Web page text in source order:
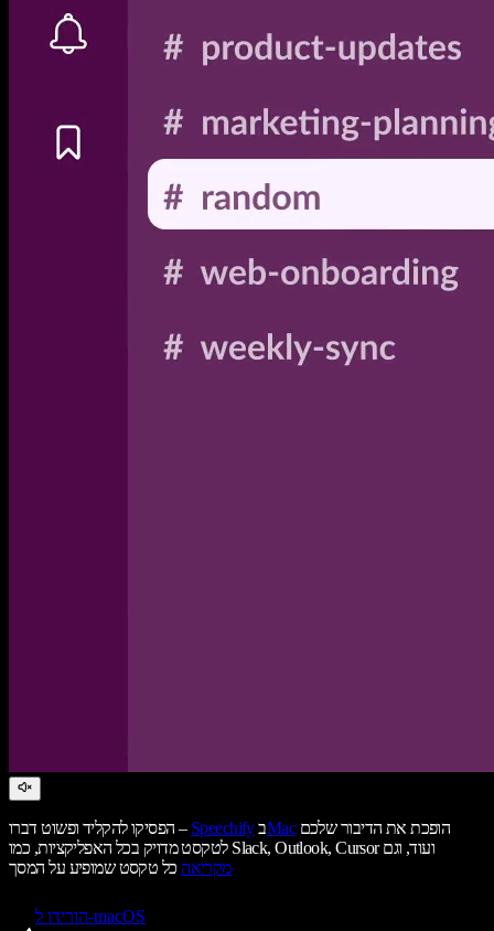
הפסיקו להקליד ופשוט דברו – Speechify בMacהופכת את הדיבור שלכם
לטקסט מדויק בכל האפליקציות, כמו Slack, Outlook, Cursor ועוד, וגם
מקריאהכל טקסט שמופיע על המסך
הורידו ל-macOS